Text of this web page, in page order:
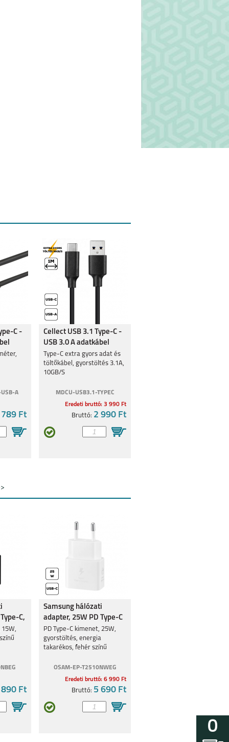
C -
A
789 Ft
Cellect USB 3.1 Type-C -
USB 3.0 A adatkábel
Type-C extra gyors adat és
töltőkábel, gyorstöltés 3.1A,
10GB/S
MDCU-USB3.1-TYPEC
Eredeti bruttó: 3 990 Ft
Bruttó: 2 990 Ft
C,
15W,
Ft
Samsung hálózati
adapter, 25W PD Type-C
PD Type-C kimenet, 25W,
gyorstöltés, energia
takarékos, fehér színű
OSAM-EP-T2510NWEG
Eredeti bruttó: 6 990 Ft
Bruttó: 5 690 Ft
0